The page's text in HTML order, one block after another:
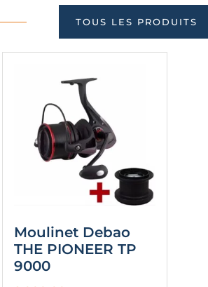
TOUS LES PRODUITS
Moulinet Debao
THE PIONEER TP
9000